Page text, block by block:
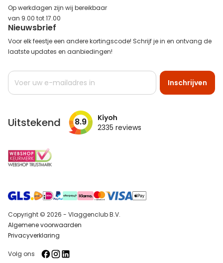
Op werkdagen zijn wij bereikbaar
van 9.00 tot 17.00
Nieuwsbrief
Voor elk feestje een andere kortingscode! Schrijf je in en ontvang de
laatste updates en aanbiedingen!
Abonneer
op
Inschrijven
Uitstekend 8.9 2335 reviews
Copyright © 2026 - Vlaggenclub B.V.
Algemene voorwaarden
Privacyverklaring
Volg ons